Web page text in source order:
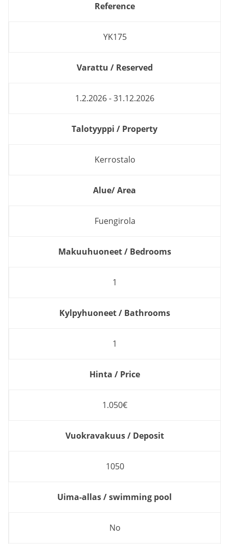
Reference
YK175
Varattu / Reserved
1.2.2026 - 31.12.2026
Talotyyppi / Property
Kerrostalo
Alue/ Area
Fuengirola
Makuuhuoneet / Bedrooms
1
Kylpyhuoneet / Bathrooms
1
Hinta / Price
1.050€
Vuokravakuus / Deposit
1050
Uima-allas / swimming pool
No